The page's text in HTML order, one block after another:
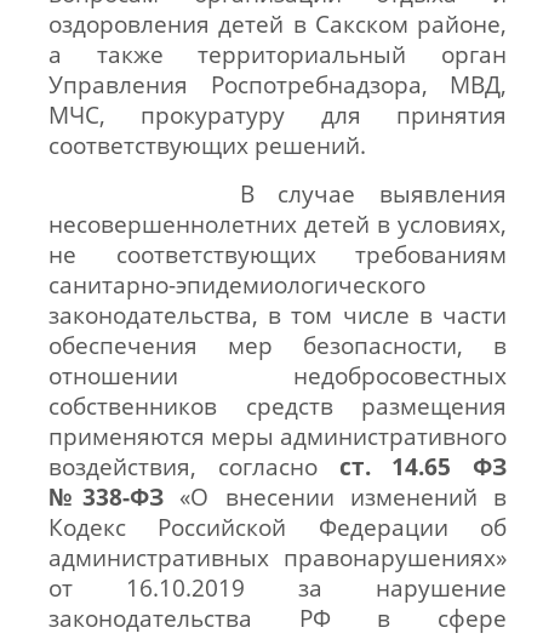
оздоровления детей в Сакском районе,
а также территориальный орган
Управления Роспотребнадзора, МВД,
МЧС, прокуратуру для принятия
соответствующих решений.
В случае выявления
несовершеннолетних детей в условиях,
не соответствующих требованиям
санитарно-эпидемиологического
законодательства, в том числе в части
обеспечения мер безопасности, в
отношении недобросовестных
собственников средств размещения
применяются меры административного
воздействия, согласно ст. 14.65 ФЗ
№338-ФЗ «О внесении изменений в
Кодекс Российской Федерации об
административных правонарушениях»
от 16.10.2019 за нарушение
законодательства РФ в сфере